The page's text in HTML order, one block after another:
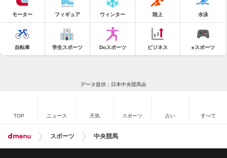
モーター フィギュア ウィンター 陸上 水泳
自転車 学生スポーツ Doスポーツ ビジネス eスポーツ
データ提供：日本中央競馬会
TOP ニュース 天気 スポーツ 占い すべて
スポーツ 中央競馬